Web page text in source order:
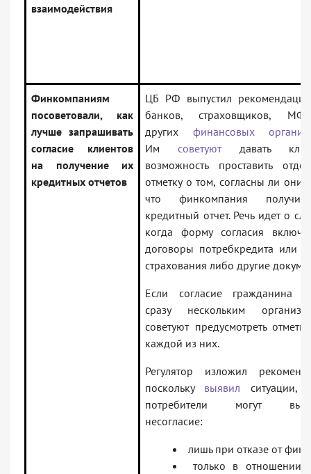
взаимодействия
Финкомпаниям
посоветовали, как
лучше запрашивать
согласие клиентов
на получение их
кредитных отчетов
ЦБ РФ выпустил
банков, страховщиков,
других финансовых
Им советуютдавать
возможность проставить
отметку о том, согласны ли они
что финкомпания
кредитный отчет. Речь идет о
когда форму согласия
договоры потребкредита или
страхования либо другие
Если согласие гражданина
сразу нескольким
советуют предусмотреть
каждой из них.
Регулятор изложил
поскольку выявил ситуации,
потребители могут
несогласие:
лишь при отказе от
только в отношении